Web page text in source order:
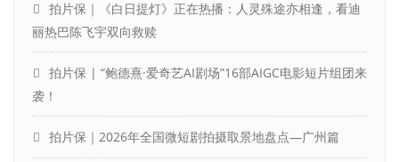
拍片保｜《白日提灯》正在热播：人灵殊途亦相逢，看迪
丽热巴陈飞宇双向救赎
拍片保 | “鲍德熹·爱奇艺AI剧场”16部AIGC电影短片组团来
袭！
拍片保｜2026年全国微短剧拍摄取景地盘点—广州篇